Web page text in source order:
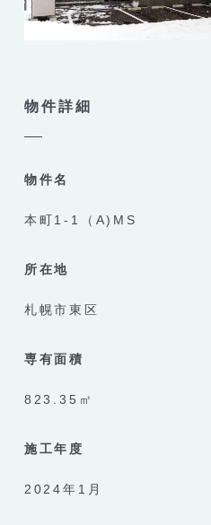
物件詳細
物件名
本町1-1（A)MS
所在地
札幌市東区
専有面積
823.35㎡
施工年度
2024年1月